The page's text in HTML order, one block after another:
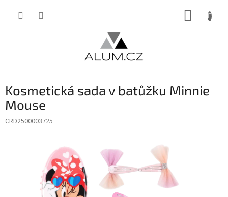
Kosmetická sada v batůžku Minnie
Mouse
CRD2500003725